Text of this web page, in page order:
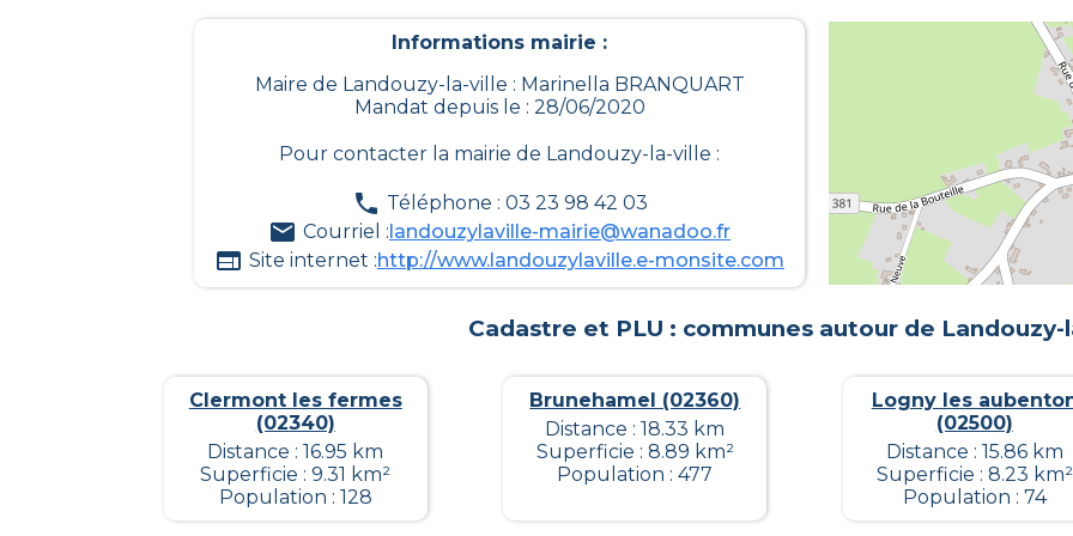
Informations mairie :
Maire de Landouzy-la-ville : Marinella BRANQUART
Mandat depuis le : 28/06/2020
Pour contacter la mairie de Landouzy-la-ville :
Téléphone : 03 23 98 42 03
Courriel :landouzylaville-mairie@wanadoo.fr
Site internet :http://www.landouzylaville.e-monsite.com
Cadastre et PLU : communes autour de Landouzy-
Clermont les fermes
(02340)
Distance : 16.95 km
Superficie : 9.31 km²
Population : 128
Brunehamel (02360)
Distance : 18.33 km
Superficie : 8.89 km²
Population : 477
Logny les
(02500)
Distance : 15.86 km
Superficie : 8.23 km²
Population : 74